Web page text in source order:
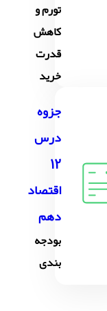
تورم و
کاهش
قدرت
خرید
جزوه
درس
12
اقتصاد
دهم
بودجه
بندی